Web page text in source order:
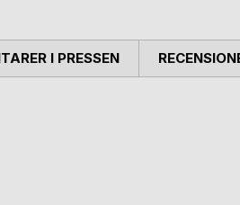
I PRESSEN